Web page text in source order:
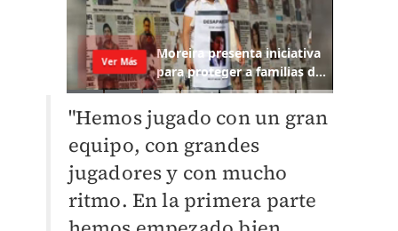
"Hemos jugado con un gran
equipo, con grandes
jugadores y con mucho
ritmo. En la primera parte